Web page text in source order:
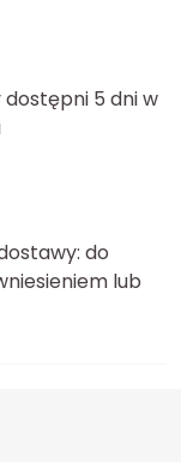
5 dni w
do
lub